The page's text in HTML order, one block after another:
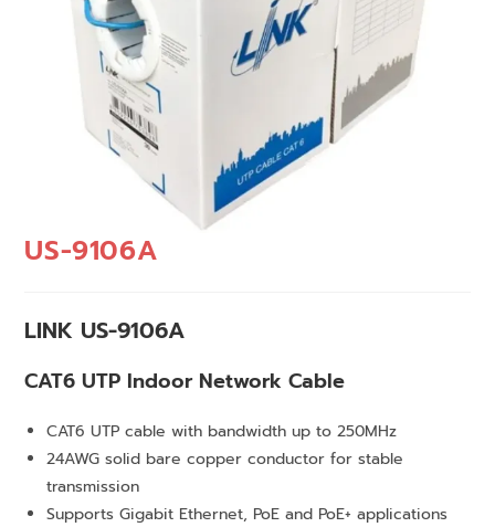
US-9106A
LINK US-9106A
CAT6 UTP Indoor Network Cable
CAT6 UTP cable with bandwidth up to 250MHz
24AWG solid bare copper conductor for stable
transmission
Supports Gigabit Ethernet, PoE and PoE+ applications